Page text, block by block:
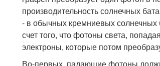
производительность солнечных
- в обычных кремниевых солнечных
счет того, что фотоны света,
электроны, которые потом